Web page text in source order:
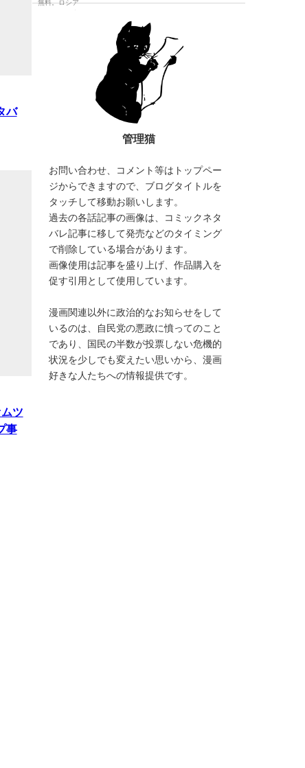
バ
ツ
事
管理猫
お問い合わせ、コメント等はトップペー
ジからできますので、ブログタイトルを
タッチして移動お願いします。
過去の各話記事の画像は、コミックネタ
バレ記事に移して発売などのタイミング
で削除している場合があります。
画像使用は記事を盛り上げ、作品購入を
促す引用として使用しています。
漫画関連以外に政治的なお知らせをして
いるのは、自民党の悪政に憤ってのこと
であり、国民の半数が投票しない危機的
状況を少しでも変えたい思いから、漫画
好きな人たちへの情報提供です。